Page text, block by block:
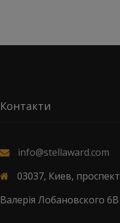
Контакти
info@stellaward.com
03037, Киев, проспект
Валерія Лобановского 6В